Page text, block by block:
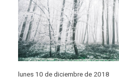
lunes 10 de diciembre de 2018